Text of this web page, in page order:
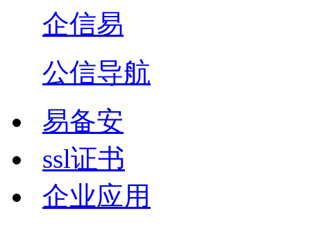
企信易
公信导航
易备安
ssl证书
企业应用